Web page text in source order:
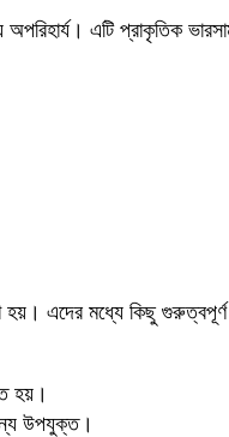
অপরিহার্য। এটি প্রাকৃতিক
হয়। এদের মধ্যে কিছু
হয়।
উপযুক্ত।